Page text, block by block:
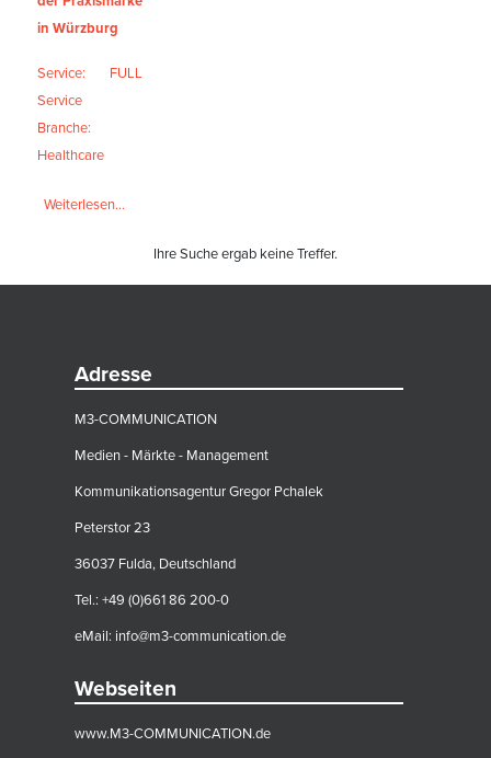
in Würzburg
Service: FULL
Service
Branche:
Healthcare
Weiterlesen...
Ihre Suche ergab keine Treffer.
Adresse
M3-COMMUNICATION
Medien - Märkte - Management
Kommunikationsagentur Gregor Pchalek
Peterstor 23
36037 Fulda, Deutschland
Tel.: +49 (0)661 86 200-0
eMail: info@m3-communication.de
Webseiten
www.M3-COMMUNICATION.de